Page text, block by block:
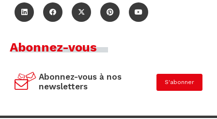
Abonnez-vous
Abonnez-vous à nos
newsletters
S'abonner